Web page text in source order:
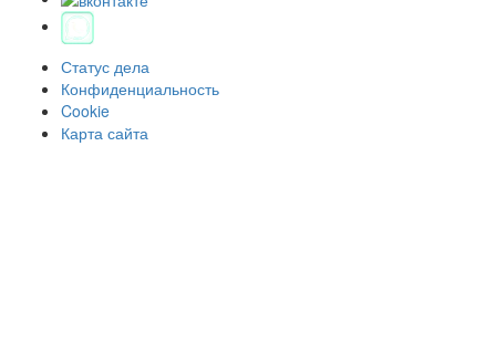
Статус дела
Конфиденциальность
Cookie
Карта сайта